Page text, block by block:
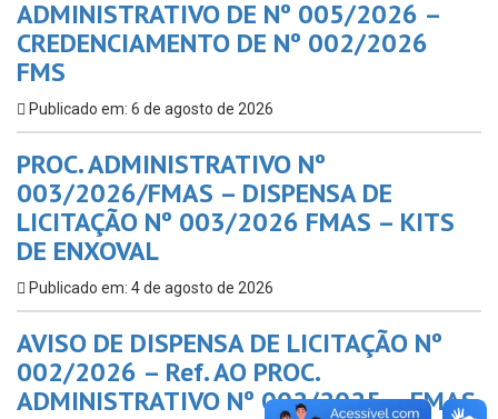
ADMINISTRATIVO DE Nº 005/2026 –
CREDENCIAMENTO DE Nº 002/2026
FMS
Publicado em: 6 de agosto de 2026
PROC. ADMINISTRATIVO Nº
003/2026/FMAS – DISPENSA DE
LICITAÇÃO Nº 003/2026 FMAS – KITS
DE ENXOVAL
Publicado em: 4 de agosto de 2026
AVISO DE DISPENSA DE LICITAÇÃO Nº
002/2026 – Ref. AO PROC.
ADMINISTRATIVO Nº 002/2025 – FMAS